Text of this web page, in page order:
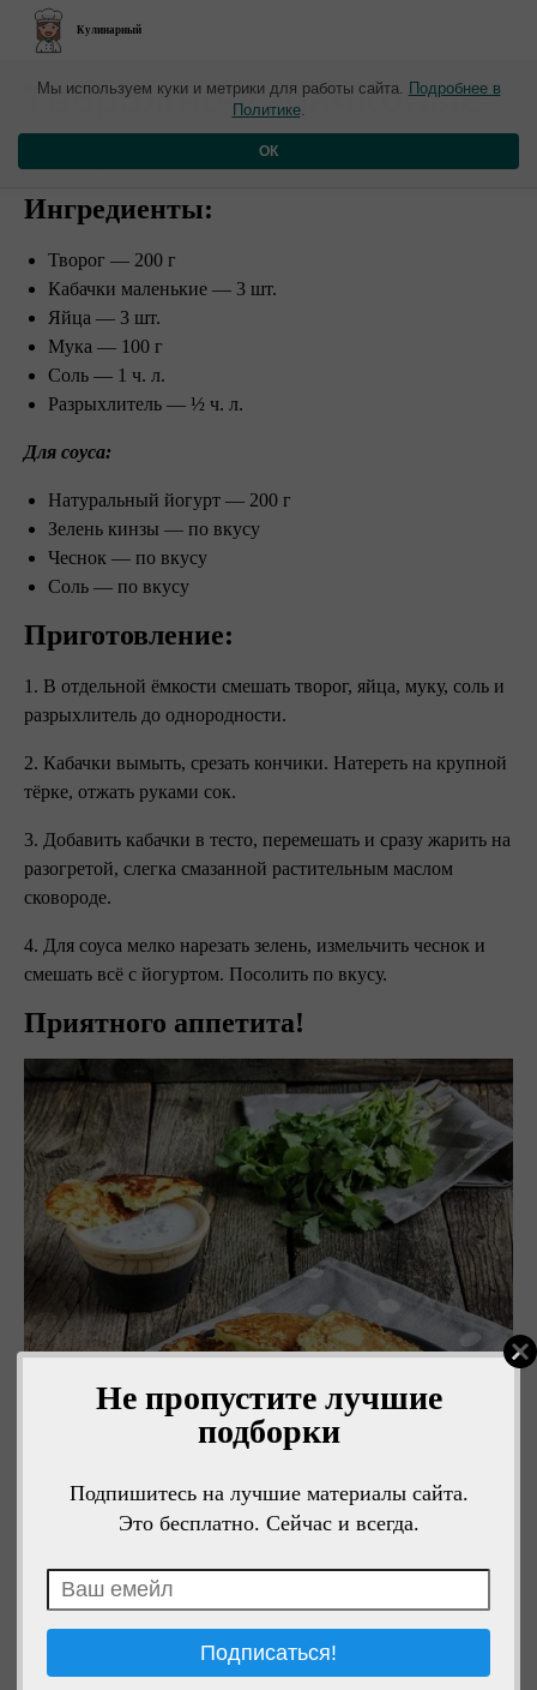
Не пропустите лучшие
подборки
Подпишитесь на лучшие материалы сайта.
Это бесплатно. Сейчас и всегда.
Кулинарный
​Творожно-кабачковые
оладьи
Ингредиенты:
Творог — 200 г
Кабачки маленькие — 3 шт.
Яйца — 3 шт.
Мука — 100 г
Соль — 1 ч. л.
Разрыхлитель — ½ ч. л.
Для соуса:
Натуральный йогурт — 200 г
Зелень кинзы — по вкусу
Чеснок — по вкусу
Соль — по вкусу
Приготовление:
1. В отдельной ёмкости смешать творог, яйца, муку, соль и
разрыхлитель до однородности.
2. Кабачки вымыть, срезать кончики. Натереть на крупной
тёрке, отжать руками сок.
3. Добавить кабачки в тесто, перемешать и сразу жарить на
разогретой, слегка смазанной растительным маслом
сковороде.
4. Для соуса мелко нарезать зелень, измельчить чеснок и
смешать всё с йогуртом. Посолить по вкусу.
Приятного аппетита!
Мы используем куки и метрики для работы сайта. Подробнее в
Политике.
ОК